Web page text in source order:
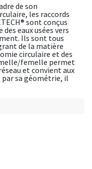
de son
les raccords
sont conçus
eaux usées vers
Ils sont tous
de la matière
circulaire et des
femelle permet
et convient aux
sa géométrie, il